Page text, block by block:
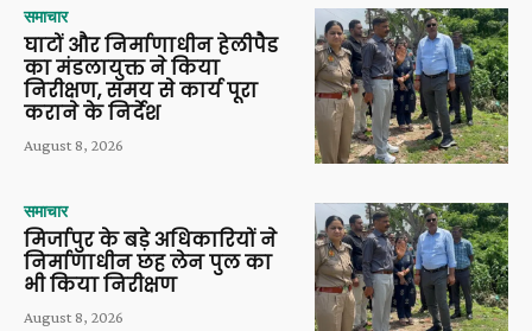
समाचार
घाटों और निर्माणाधीन हेलीपैड
का मंडलायुक्त ने किया
निरीक्षण, समय से कार्य पूरा
कराने के निर्देश
August 8, 2026
समाचार
मिर्जापुर के बड़े अधिकारियों ने
निर्माणाधीन छह लेन पुल का
भी किया निरीक्षण
August 8, 2026